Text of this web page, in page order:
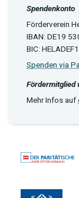
Spendenkonto
Förderverein
IBAN: DE19
BIC:
Spenden via
Fördermitglied
Mehr Infos auf